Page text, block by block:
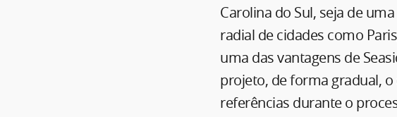
Carolina do Sul, seja de
radial de cidades como
uma das vantagens de
projeto, de forma gradual,
referências durante o